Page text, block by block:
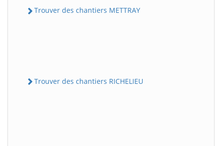
Trouver des chantiers METTRAY
Trouver des chantiers RICHELIEU